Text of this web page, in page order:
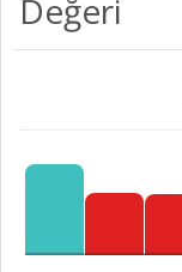
Değeri